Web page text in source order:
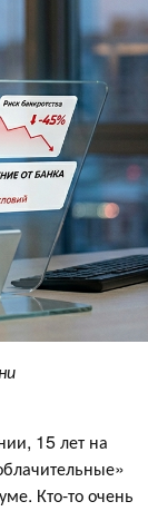
15 лет на
Кто-то очень